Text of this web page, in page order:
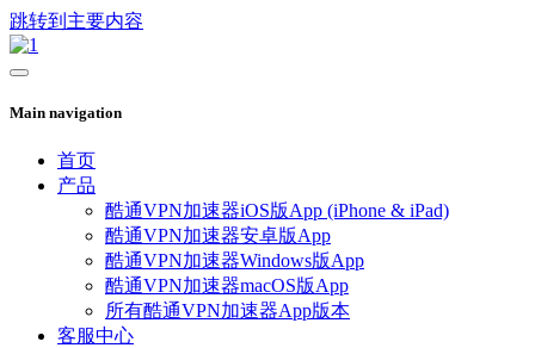
跳转到主要内容
Main navigation
首页
产品
酷通VPN加速器iOS版App (iPhone & iPad)
酷通VPN加速器安卓版App
酷通VPN加速器Windows版App
酷通VPN加速器macOS版App
所有酷通VPN加速器App版本
客服中心